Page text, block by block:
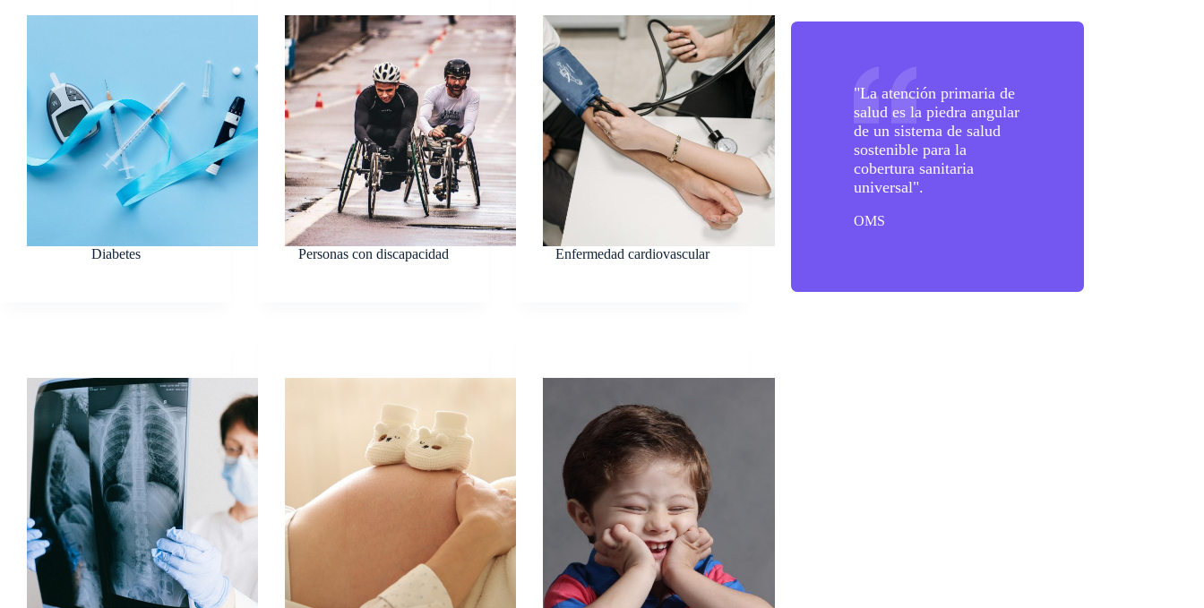
Diabetes Personas con discapacidad Enfermedad cardiovascular
"La atención primaria de
salud es la piedra angular
de un sistema de salud
sostenible para la
cobertura sanitaria
universal".
OMS